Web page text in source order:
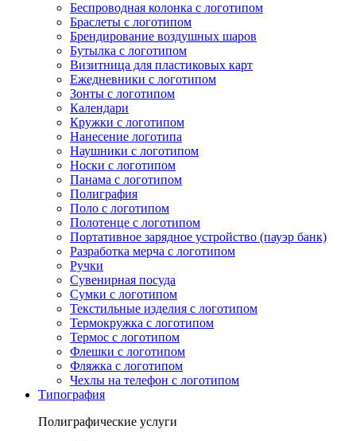
Беспроводная колонка с логотипом
Браслеты с логотипом
Брендирование воздушных шаров
Бутылка с логотипом
Визитница для пластиковых карт
Ежедневники с логотипом
Зонты с логотипом
Календари
Кружки с логотипом
Нанесение логотипа
Наушники с логотипом
Носки с логотипом
Панама с логотипом
Полиграфия
Поло с логотипом
Полотенце с логотипом
Портативное зарядное устройство (пауэр банк)
Разработка мерча с логотипом
Ручки
Сувенирная посуда
Сумки с логотипом
Текстильные изделия с логотипом
Термокружка с логотипом
Термос с логотипом
Флешки с логотипом
Фляжка с логотипом
Чехлы на телефон с логотипом
Типография
Полиграфические услуги